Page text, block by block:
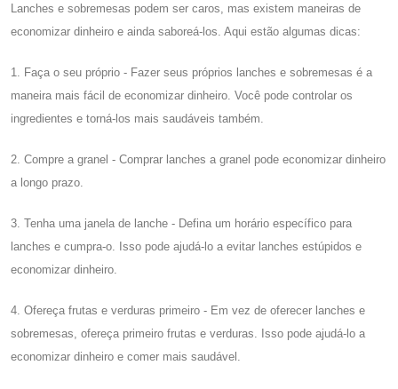
Lanches e sobremesas podem ser caros, mas existem maneiras de
economizar dinheiro e ainda saboreá-los. Aqui estão algumas dicas:
1. Faça o seu próprio - Fazer seus próprios lanches e sobremesas é a
maneira mais fácil de economizar dinheiro. Você pode controlar os
ingredientes e torná-los mais saudáveis ​​também.
2. Compre a granel - Comprar lanches a granel pode economizar dinheiro
a longo prazo.
3. Tenha uma janela de lanche - Defina um horário específico para
lanches e cumpra-o. Isso pode ajudá-lo a evitar lanches estúpidos e
economizar dinheiro.
4. Ofereça frutas e verduras primeiro - Em vez de oferecer lanches e
sobremesas, ofereça primeiro frutas e verduras. Isso pode ajudá-lo a
economizar dinheiro e comer mais saudável.